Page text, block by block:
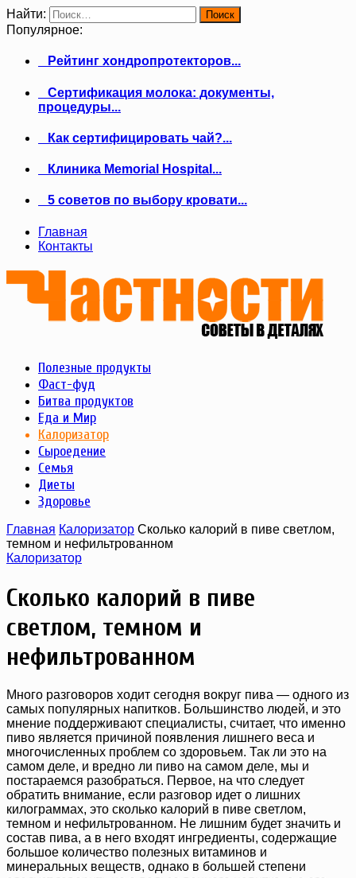
Найти:
Популярное:
Рейтинг хондропротекторов...
Сертификация молока: документы,
процедуры...
Как сертифицировать чай?...
Клиника Memorial Hospital...
5 советов по выбору кровати...
Главная
Контакты
Полезные продукты
Фаст-фуд
Битва продуктов
Еда и Мир
Калоризатор
Сыроедение
Семья
Диеты
Здоровье
Главная Калоризатор Сколько калорий в пиве светлом,
темном и нефильтрованном
Калоризатор
Сколько калорий в пиве
светлом, темном и
нефильтрованном
Много разговоров ходит сегодня вокруг пива — одного из
самых популярных напитков. Большинство людей, и это
мнение поддерживают специалисты, считает, что именно
пиво является причиной появления лишнего веса и
многочисленных проблем со здоровьем. Так ли это на
самом деле, и вредно ли пиво на самом деле, мы и
постараемся разобраться. Первое, на что следует
обратить внимание, если разговор идет о лишних
килограммах, это сколько калорий в пиве светлом,
темном и нефильтрованном. Не лишним будет значить и
состав пива, а в него входят ингредиенты, содержащие
большое количество полезных витаминов и
минеральных веществ, однако в большей степени